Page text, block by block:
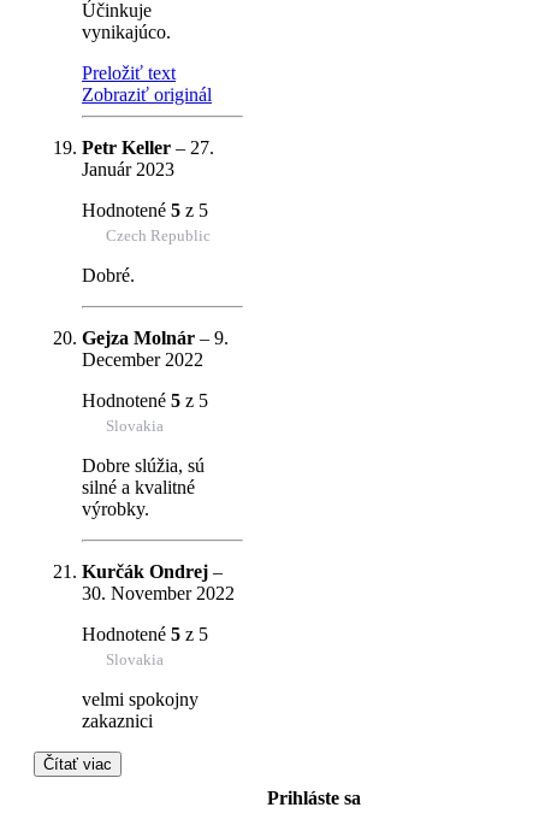
Účinkuje
vynikajúco.
Preložiť text
Zobraziť originál
Petr Keller – 27.
Január 2023
Hodnotené 5 z 5
Czech Republic
Dobré.
Gejza Molnár – 9.
December 2022
Hodnotené 5 z 5
Slovakia
Dobre slúžia, sú
silné a kvalitné
výrobky.
Kurčák Ondrej –
30. November 2022
Hodnotené 5 z 5
Slovakia
velmi spokojny
zakaznici
Čítať viac
Prihláste sa